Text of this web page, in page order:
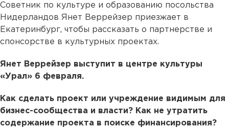
Советник по культуре и образованию посольства
Нидерландов Янет Веррейзер приезжает в
Екатеринбург, чтобы рассказать о партнерстве и
спонсорстве в культурных проектах.
Янет Веррейзер выступит в центре культуры
«Урал» 6 февраля.
Как сделать проект или учреждение видимым для
бизнес-сообщества и власти? Как не утратить
содержание проекта в поиске финансирования?